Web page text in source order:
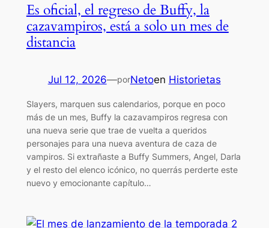
Es oficial, el regreso de Buffy, la
cazavampiros, está a solo un mes de
distancia
Jul 12, 2026—porNetoen Historietas
Slayers, marquen sus calendarios, porque en poco
más de un mes, Buffy la cazavampiros regresa con
una nueva serie que trae de vuelta a queridos
personajes para una nueva aventura de caza de
vampiros. Si extrañaste a Buffy Summers, Angel, Darla
y el resto del elenco icónico, no querrás perderte este
nuevo y emocionante capítulo…